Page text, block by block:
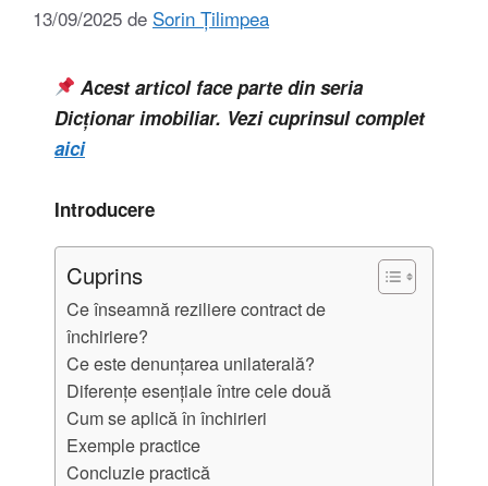
13/09/2025 de Sorin Țilimpea
Acest articol face parte din seria
Dicționar imobiliar. Vezi cuprinsul complet
aici
Introducere
Cuprins
Ce înseamnă reziliere contract de
închiriere?
Ce este denunțarea unilaterală?
Diferențe esențiale între cele două
Cum se aplică în închirieri
Exemple practice
Concluzie practică